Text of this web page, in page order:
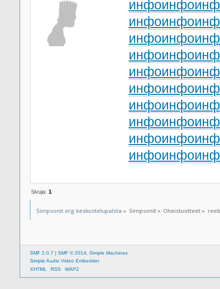
инфоинфо
инфоинфо
инфоинфо
инфоинфо
инфоинфо
инфоинфо
инфоинфо
инфоинфо
инфоинфо
инфоинфо
Sivuja: 1
Simpsonit.org keskustelupalsta » Simpsonit» Oheistuotteet »
SMF 2.0.7 | SMF © 2014 Simple Machines
Simple Audio Video Embedder
XHTML
RSS WAP2